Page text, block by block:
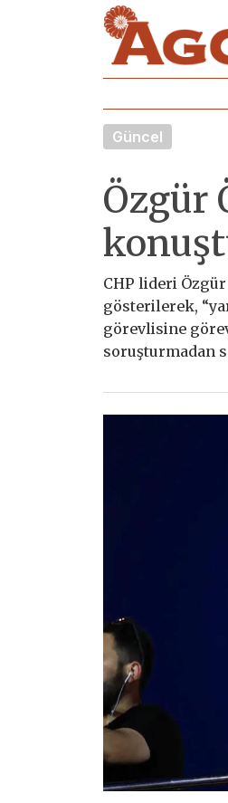
Güncel
Özgür
CHP lideri
gösterilerek,
görevlisine
soruşturmadan